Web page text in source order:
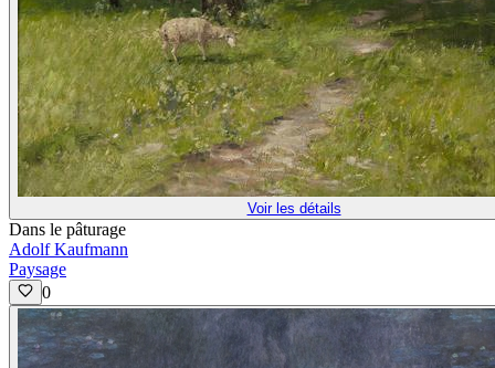
Voir les détails
Dans le pâturage
Adolf Kaufmann
Paysage
0